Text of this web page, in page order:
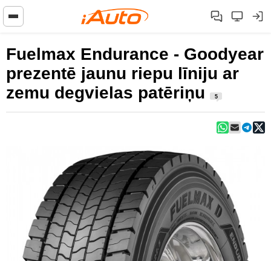
Fuelmax Endurance - Goodyear
prezentē jaunu riepu līniju ar
zemu degvielas patēriņu
5